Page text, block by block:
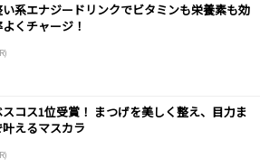
系エナジードリンクでビタミンも栄養素も効
くチャージ！
コス1位受賞！ まつげを美しく整え、目力ま
叶えるマスカラ